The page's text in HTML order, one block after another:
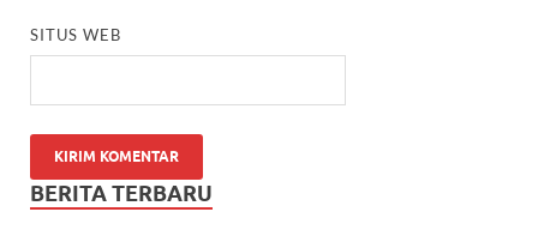
SITUS WEB
BERITA TERBARU